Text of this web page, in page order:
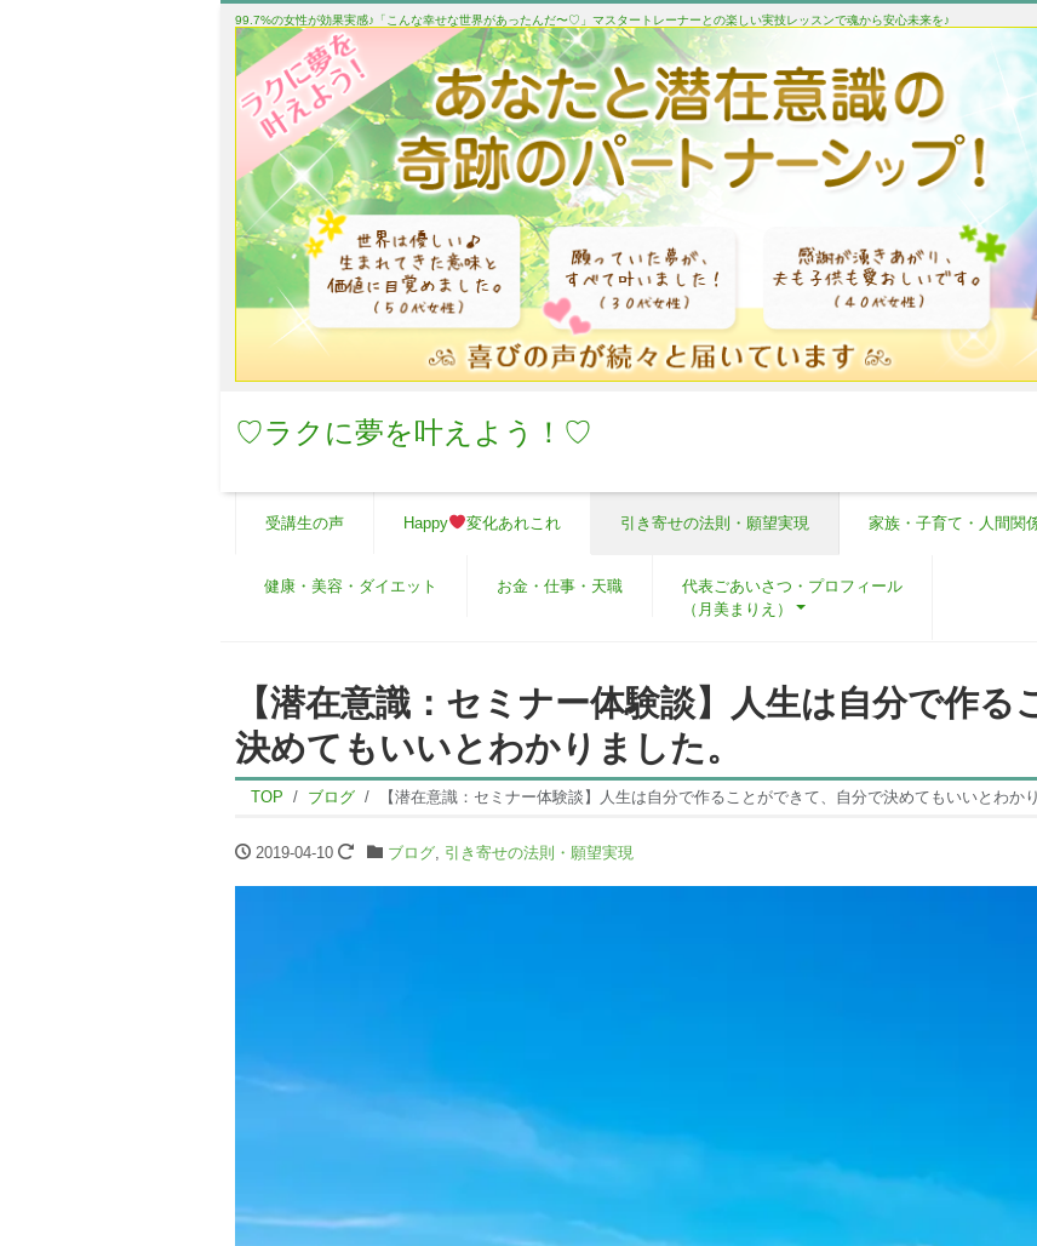
99.7%の女性が効果実感♪「こんな幸せな世界があったんだ〜♡」マスタートレーナーとの楽しい実技レッスンで魂から安心未来を♪
♡ラクに夢を叶えよう！♡
受講生の声 Happy 変化あれこれ 引き寄せの法則・願望実現 家族・子育て・人間関
健康・美容・ダイエット お金・仕事・天職
代表ごあいさつ・プロフィール
（月美まりえ）
【潜在意識：セミナー体験談】人生は自分で作
決めてもいいとわかりました。
TOP ブログ 【潜在意識：セミナー体験談】人生は自分で作ることができて、自分で決めてもいいとわか
2019-04-10 ブログ, 引き寄せの法則・願望実現